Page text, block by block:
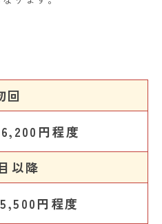
回
円程度
以降
円程度